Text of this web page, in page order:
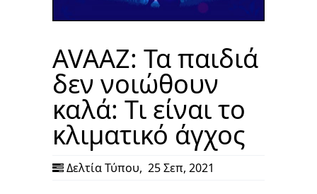
AVAAZ: Τα παιδιά
δεν νοιώθουν
καλά: Τι είναι το
κλιματικό άγχος
Δελτία Τύπου, 25 Σεπ, 2021